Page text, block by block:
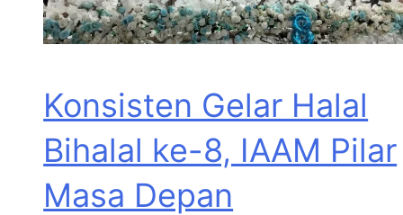
Konsisten Gelar Halal
Bihalal ke-8, IAAM Pilar
Masa Depan